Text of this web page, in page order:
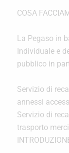
COSA
La Pegaso in
Individuale e
pubblico in
Servizio di
annessi
Servizio di
trasporto